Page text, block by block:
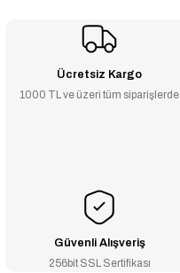
Ücretsiz Kargo
1000 TL ve üzeri tüm siparişlerde
Güvenli Alışveriş
256bit SSL Sertifikası